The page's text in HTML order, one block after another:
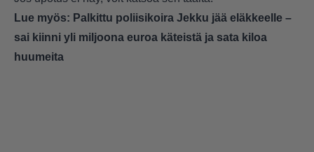
Lue myös: Palkittu poliisikoira Jekku jää eläkkeelle –
sai kiinni yli miljoona euroa käteistä ja sata kiloa
huumeita